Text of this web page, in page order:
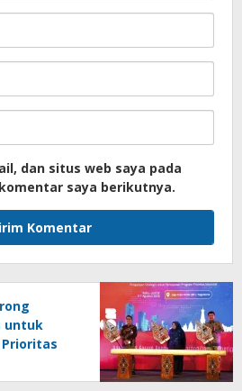
dan situs web saya pada
saya berikutnya.
untuk